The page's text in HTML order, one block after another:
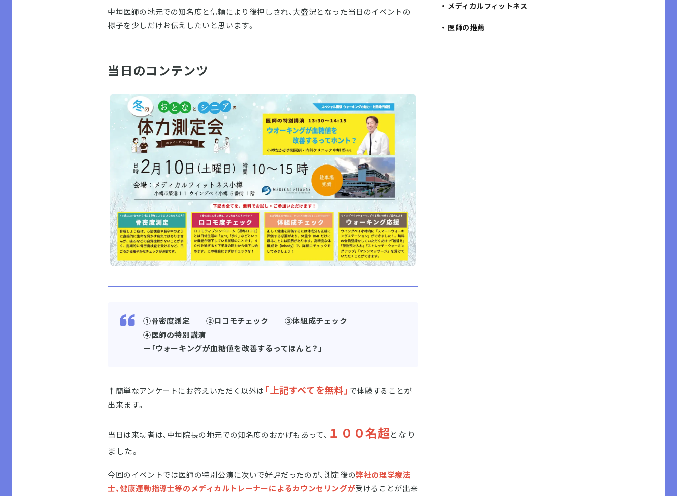
中垣医師の地元での知名度と信頼により後押しされ、大盛況となった当日のイベントの
様子を少しだけお伝えしたいと思います。
当日のコンテンツ
①骨密度測定 ②ロコモチェック ③体組成チェック
④医師の特別講演
ー「ウォーキングが血糖値を改善するってほんと？」
↑簡単なアンケートにお答えいただく以外は 「上記すべてを無料」 で体験することが
出来ます。
当日は来場者は、中垣院長の地元での知名度のおかげもあって、 １００名超となり
ました。
今回のイベントでは医師の特別公演に次いで好評だったのが、測定後の弊社の理学療法
士、健康運動指導士等のメディカルトレーナーによるカウンセリングが受けることが出来
メディカルフィットネス
医師の推薦